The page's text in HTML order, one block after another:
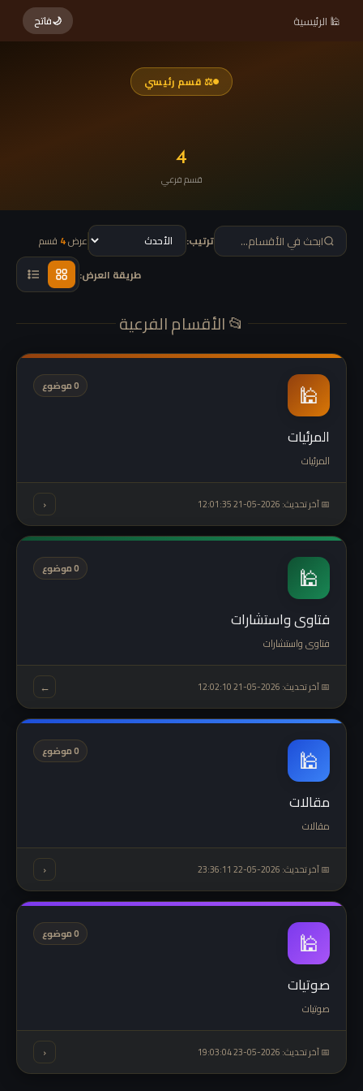
🕌 الرئيسية 🌙فاتح
⚖ قسم رئيسي
4
قسم فرعي
ترتيب: عرض4 قسم
طريقة العرض:
📂 الأقسام الفرعية
🕌 0 موضوع
المرئيات
المرئيات
📅 آخر تحديث: 2026-05-21 12:01:35 ‹
🕌 0 موضوع
فتاوى واستشارات
فتاوى واستشارات
📅 آخر تحديث: 2026-05-21 12:02:10 ←
🕌 0 موضوع
مقالات
مقالات
📅 آخر تحديث: 2026-05-22 23:36:11 ‹
🕌 0 موضوع
صوتيات
صوتيات
📅 آخر تحديث: 2026-05-23 19:03:04 ‹